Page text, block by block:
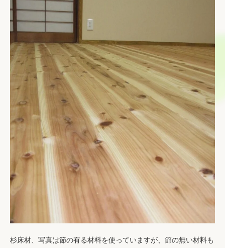
杉床材、写真は節の有る材料を使っていますが、節の無い材料も